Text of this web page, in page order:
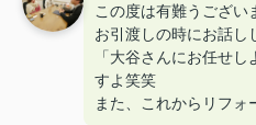
この度は有難うござい
お引渡しの時にお話し
「大谷さんにお任せ
すよ笑笑
また、これからリフォ